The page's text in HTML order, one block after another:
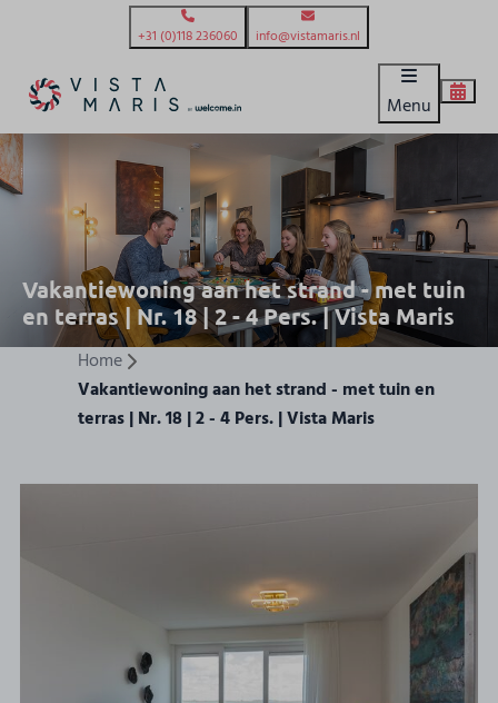
+31 (0)118 236060 info@vistamaris.nl
Menu
Vakantiewoning aan het strand - met tuin
en terras | Nr. 18 | 2 - 4 Pers. | Vista Maris
Home
Vakantiewoning aan het strand - met tuin en
terras | Nr. 18 | 2 - 4 Pers. | Vista Maris